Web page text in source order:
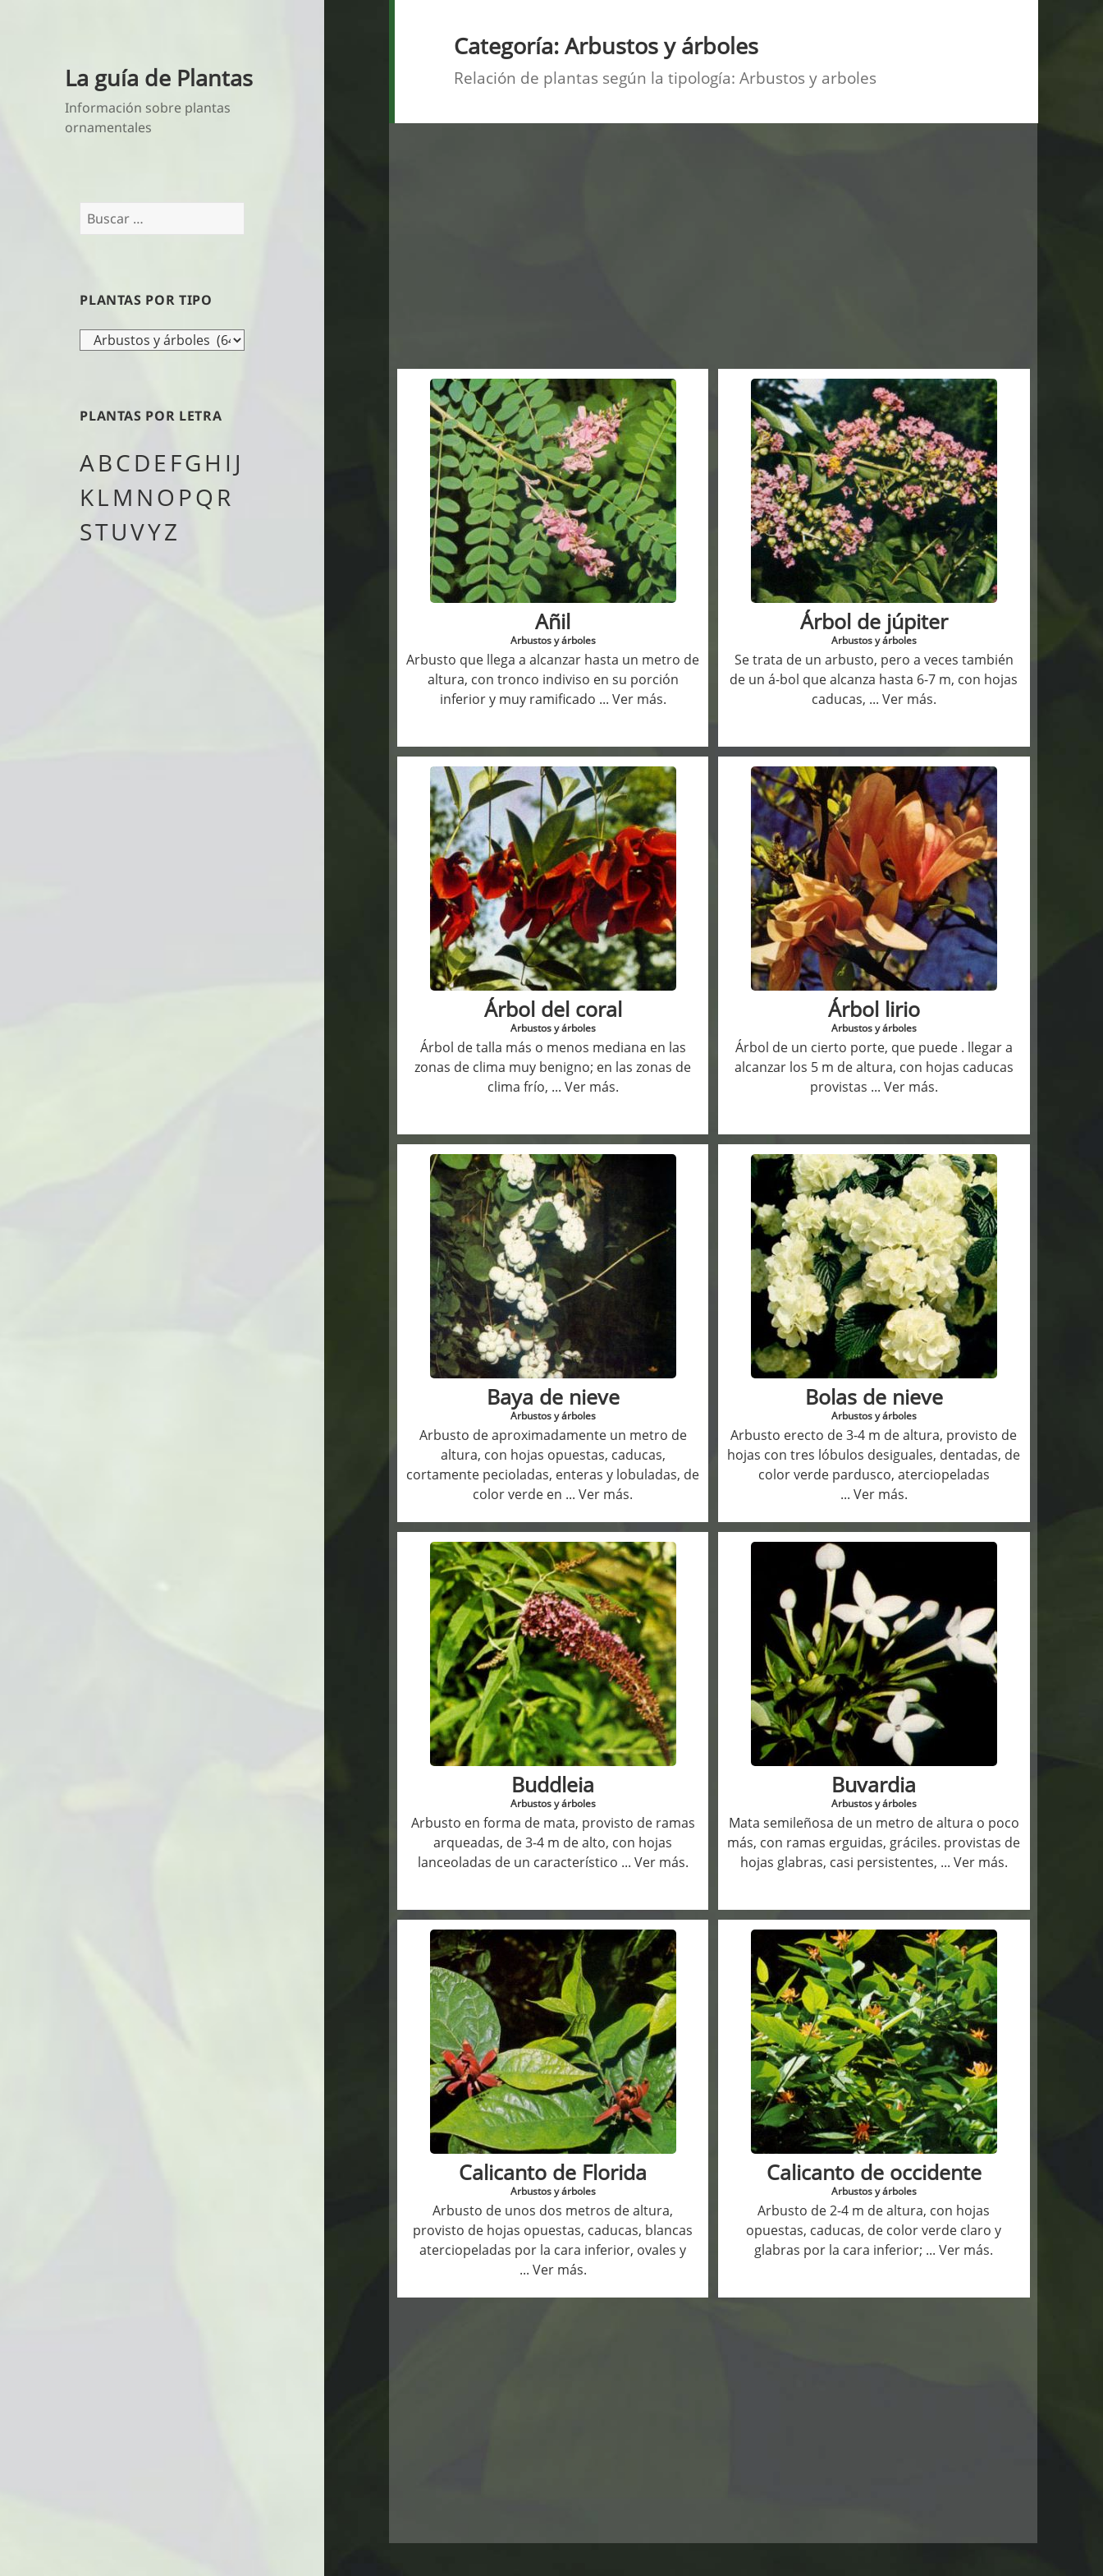
La guía de Plantas
Información sobre plantas
ornamentales
Buscar:
PLANTAS POR TIPO
Plantas
PLANTAS POR LETRA
ABCDE FGH I J
KLM NO PQ R
STUVYZ
Categoría:Arbustos y árboles
Relación de plantas según la tipología: Arbustos y arboles
Añil
Arbustos y árboles
Arbusto que llega a alcanzar hasta un metro de
altura, con tronco indiviso en su porción
inferior y muy ramificado ... Ver más.
Árbol de júpiter
Arbustos y árboles
Se trata de un arbusto, pero a veces también
de un á-bol que alcanza hasta 6-7 m, con hojas
caducas, ... Ver más.
Árbol del coral
Arbustos y árboles
Árbol de talla más o menos mediana en las
zonas de clima muy benigno; en las zonas de
clima frío, ... Ver más.
Árbol lirio
Arbustos y árboles
Árbol de un cierto porte, que puede . llegar a
alcanzar los 5 m de altura, con hojas caducas
provistas ... Ver más.
Baya de nieve
Arbustos y árboles
Arbusto de aproximadamente un metro de
altura, con hojas opuestas, caducas,
cortamente pecioladas, enteras y lobuladas, de
color verde en ... Ver más.
Bolas de nieve
Arbustos y árboles
Arbusto erecto de 3-4 m de altura, provisto de
hojas con tres lóbulos desiguales, dentadas, de
color verde pardusco, aterciopeladas
... Ver más.
Buddleia
Arbustos y árboles
Arbusto en forma de mata, provisto de ramas
arqueadas, de 3-4 m de alto, con hojas
lanceoladas de un característico ... Ver más.
Buvardia
Arbustos y árboles
Mata semileñosa de un metro de altura o poco
más, con ramas erguidas, gráciles. provistas de
hojas glabras, casi persistentes, ... Ver más.
Calicanto de Florida
Arbustos y árboles
Arbusto de unos dos metros de altura,
provisto de hojas opuestas, caducas, blancas
aterciopeladas por la cara inferior, ovales y
... Ver más.
Calicanto de occidente
Arbustos y árboles
Arbusto de 2-4 m de altura, con hojas
opuestas, caducas, de color verde claro y
glabras por la cara inferior; ... Ver más.